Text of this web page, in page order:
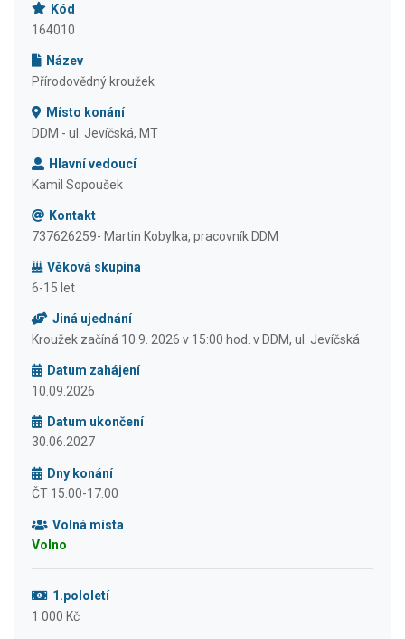
Kód
164010
Název
Přírodovědný kroužek
Místo konání
DDM - ul. Jevíčská, MT
Hlavní vedoucí
Kamil Sopoušek
Kontakt
737626259- Martin Kobylka, pracovník DDM
Věková skupina
6-15 let
Jiná ujednání
Kroužek začíná 10.9. 2026 v 15:00 hod. v DDM, ul. Jevíčská
Datum zahájení
10.09.2026
Datum ukončení
30.06.2027
Dny konání
ČT 15:00-17:00
Volná místa
Volno
1.pololetí
1 000 Kč